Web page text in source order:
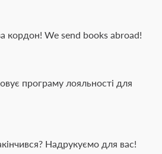
кордон! We send books abroad!
програму лояльності для
Надрукуємо для вас!